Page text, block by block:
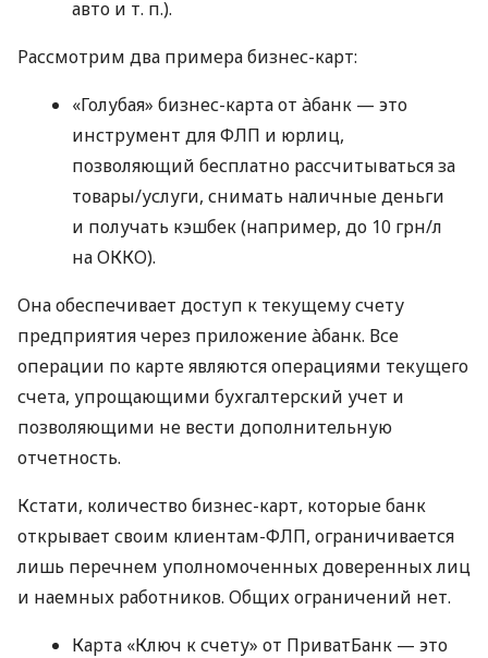
авто и т. п.).
Рассмотрим два примера бизнес-карт:
«Голубая» бизнес-карта от àбанк — это
инструмент для ФЛП и юрлиц,
позволяющий бесплатно рассчитываться за
товары/услуги, снимать наличные деньги
и получать кэшбек (например, до 10 грн/л
на ОККО).
Она обеспечивает доступ к текущему счету
предприятия через приложение àбанк. Все
операции по карте являются операциями текущего
счета, упрощающими бухгалтерский учет и
позволяющими не вести дополнительную
отчетность.
Кстати, количество бизнес-карт, которые банк
открывает своим клиентам-ФЛП, ограничивается
лишь перечнем уполномоченных доверенных лиц
и наемных работников. Общих ограничений нет.
Карта «Ключ к счету» от ПриватБанк — это